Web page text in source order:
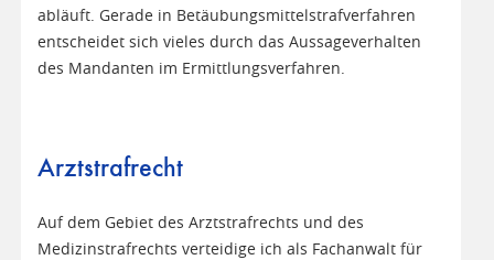
abläuft. Gerade in Betäubungsmittelstrafverfahren
entscheidet sich vieles durch das Aussageverhalten
des Mandanten im Ermittlungsverfahren.
Arztstrafrecht
Auf dem Gebiet des Arztstrafrechts und des
Medizinstrafrechts verteidige ich als Fachanwalt für